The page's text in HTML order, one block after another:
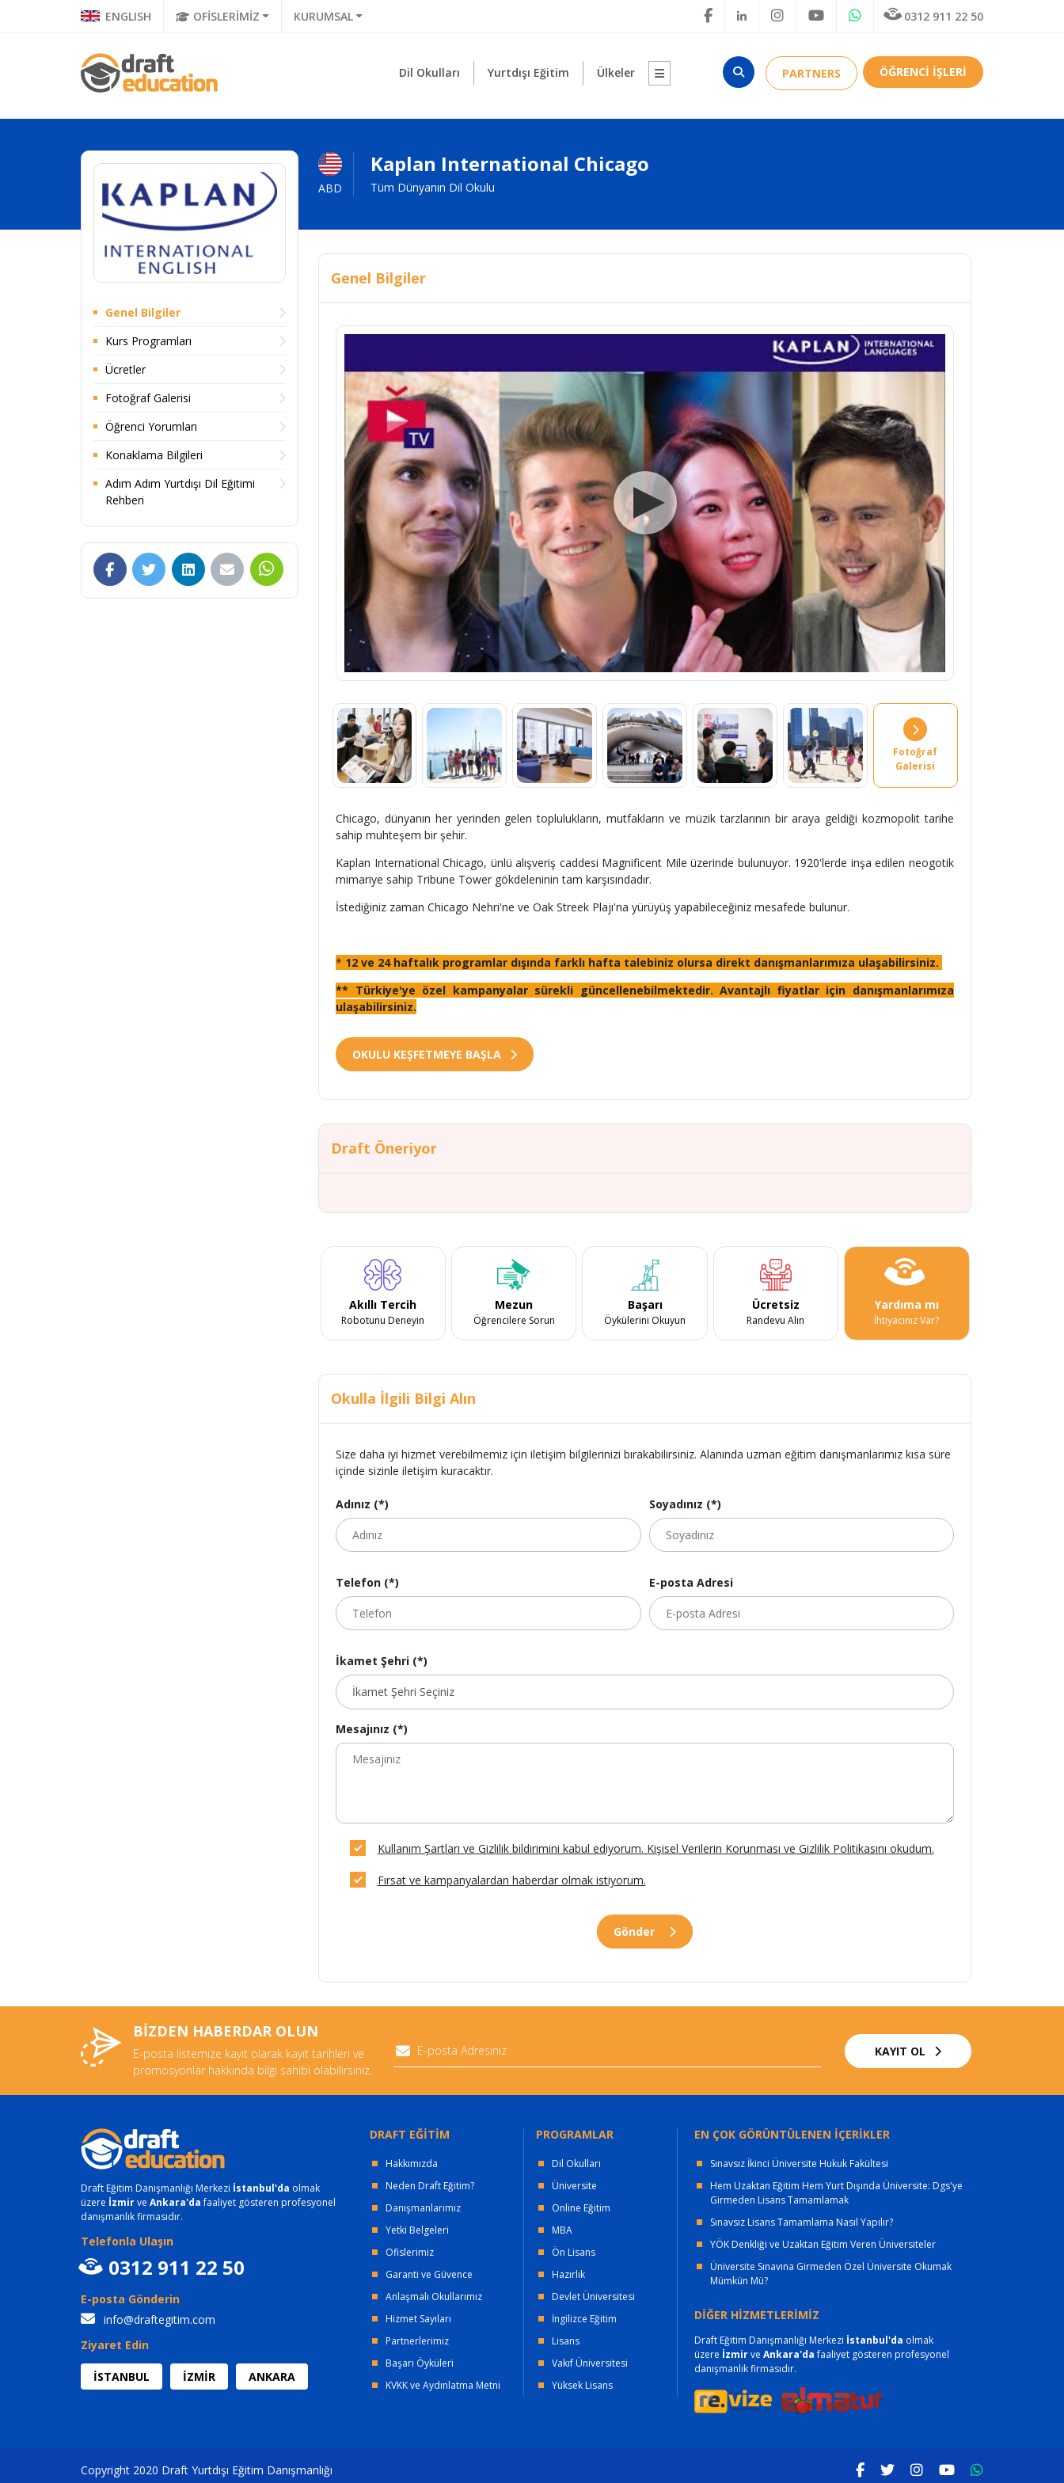
ENGLISH OFİSLERİMİZ KURUMSAL 0312 911 22 50
Dil Okulları Yurtdışı Eğitim Ülkeler PARTNERS ÖĞRENCİ İŞLERİ
ABD
Kaplan International Chicago
Tüm Dünyanın Dil Okulu
Genel Bilgiler
Kurs Programları
Ücretler
Fotoğraf Galerisi
Öğrenci Yorumları
Konaklama Bilgileri
Adım Adım Yurtdışı Dil Eğitimi
Rehberi
Genel Bilgiler
Fotoğraf
Galerisi
Chicago, dünyanın her yerinden gelen toplulukların, mutfakların ve müzik tarzlarının bir araya geldiği kozmopolit tarihe
sahip muhteşem bir şehir.
Kaplan International Chicago, ünlü alışveriş caddesi Magnificent Mile üzerinde bulunuyor. 1920'lerde inşa edilen neogotik
mimariye sahip Tribune Tower gökdeleninin tam karşısındadır.
İstediğiniz zaman Chicago Nehri'ne ve Oak Streek Plajı'na yürüyüş yapabileceğiniz mesafede bulunur.
* 12 ve 24 haftalık programlar dışında farklı hafta talebiniz olursa direkt danışmanlarımıza ulaşabilirsiniz.
** Türkiye'ye özel kampanyalar sürekli güncellenebilmektedir. Avantajlı fiyatlar için danışmanlarımıza
ulaşabilirsiniz.
OKULU KEŞFETMEYE BAŞLA
Draft Öneriyor
Akıllı Tercih
Robotunu Deneyin
Mezun
Öğrencilere Sorun
Başarı
Öykülerini Okuyun
Ücretsiz
Randevu Alın
Yardıma mı
İhtiyacınız Var?
Okulla İlgili Bilgi Alın
Size daha iyi hizmet verebilmemiz için iletişim bilgilerinizi bırakabilirsiniz. Alanında uzman eğitim danışmanlarımız kısa süre
içinde sizinle iletişim kuracaktır.
Adınız (*) Soyadınız (*)
Telefon (*) E-posta Adresi
İkamet Şehri (*)
Mesajınız (*)
Kullanım Şartları ve Gizlilik bildirimini kabul ediyorum. Kişisel Verilerin Korunması ve Gizlilik Politikasını okudum.
Fırsat ve kampanyalardan haberdar olmak istiyorum.
Gönder
BİZDEN HABERDAR OLUN
E-posta listemize kayıt olarak kayıt tarihleri ve
promosyonlar hakkında bilgi sahibi olabilirsiniz.
KAYIT OL
Draft Eğitim Danışmanlığı Merkezi İstanbul'da olmak
üzere İzmirve Ankara'dafaaliyet gösteren profesyonel
danışmanlık firmasıdır.
Telefonla Ulaşın
0312 911 22 50
E-posta Gönderin
info@draftegitim.com
Ziyaret Edin
İSTANBUL İZMİR ANKARA
DRAFT EĞİTİM
Hakkımızda
Neden Draft Eğitim?
Danışmanlarımız
Yetki Belgeleri
Ofislerimiz
Garanti ve Güvence
Anlaşmalı Okullarımız
Hizmet Sayıları
Partnerlerimiz
Başarı Öyküleri
KVKK ve Aydınlatma Metni
PROGRAMLAR
Dil Okulları
Üniversite
Online Eğitim
MBA
Ön Lisans
Hazırlık
Devlet Üniversitesi
İngilizce Eğitim
Lisans
Vakıf Üniversitesi
Yüksek Lisans
EN ÇOK GÖRÜNTÜLENEN İÇERİKLER
Sınavsız İkinci Üniversite Hukuk Fakültesi
Hem Uzaktan Eğitim Hem Yurt Dışında Üniversite: Dgs'ye
Girmeden Lisans Tamamlamak
Sınavsız Lisans Tamamlama Nasıl Yapılır?
YÖK Denkliği ve Uzaktan Eğitim Veren Üniversiteler
Üniversite Sınavına Girmeden Özel Üniversite Okumak
Mümkün Mü?
DİĞER HİZMETLERİMİZ
Draft Eğitim Danışmanlığı Merkezi İstanbul'da olmak
üzere İzmirve Ankara'dafaaliyet gösteren profesyonel
danışmanlık firmasıdır.
Copyright 2020 Draft Yurtdışı Eğitim Danışmanlığı